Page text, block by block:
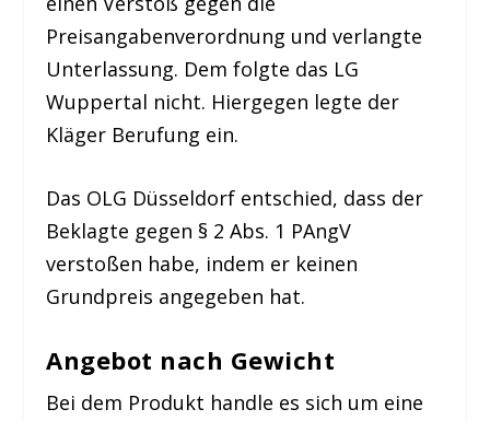
Preisangabenverordnung und verlangte
Unterlassung. Dem folgte das LG
Wuppertal nicht. Hiergegen legte der
Kläger Berufung ein.
Das OLG Düsseldorf entschied, dass der
Beklagte gegen § 2 Abs. 1 PAngV
verstoßen habe, indem er keinen
Grundpreis angegeben hat.
Angebot nach Gewicht
Bei dem Produkt handle es sich um eine